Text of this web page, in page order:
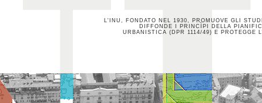
L'INU, FONDATO NEL 1930, PROMUOVE GLI
DIFFONDE I PRINCÌPI DELLA
URBANISTICA (DPR 1114/49) E PROTEGGE